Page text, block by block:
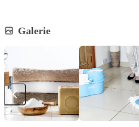
Galerie